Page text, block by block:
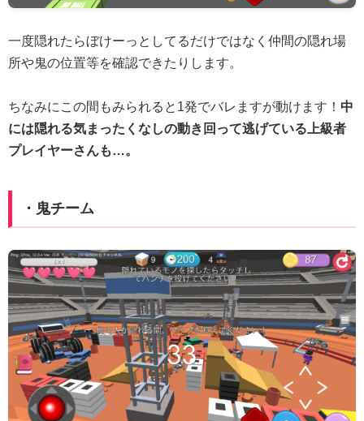
一度隠れたらぼけーっとしてるだけではなく仲間の隠れ場
所や鬼の位置等を確認できたりします。
ちなみにこの間もみられると1発でバレますが動けます！ 中
には隠れる気まったくなしの動き回って逃げている上級者
プレイヤーさんも…。
・鬼チーム